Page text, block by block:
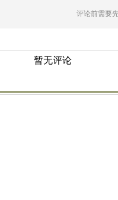
评论前需要
暂无评论